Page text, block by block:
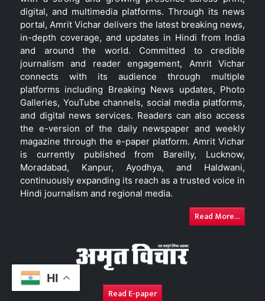
HI
digital, and multimedia platforms. Through its news
portal, Amrit Vichar delivers the latest breaking news,
in-depth coverage, and updates in Hindi from India
and around the world. Committed to credible
journalism and reader engagement, Amrit Vichar
connects with its audience through multiple
platforms including Breaking News updates, Photo
Galleries, YouTube channels, social media platforms,
and digital news services. Readers can also access
the e-version of the daily newspaper and weekly
magazine through the e-paper platform. Amrit Vichar
is currently published from Bareilly, Lucknow,
Moradabad, Kanpur, Ayodhya, and Haldwani,
continuously expanding its reach as a trusted voice in
Hindi journalism and regional media.
Read More...
Read E-paper